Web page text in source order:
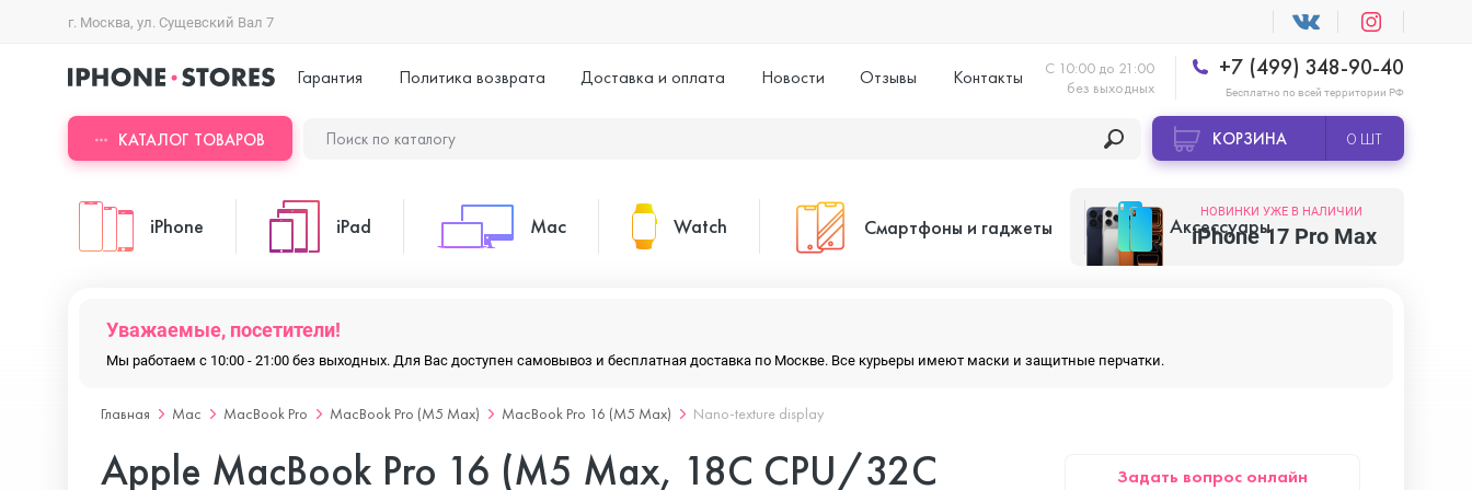
г. Москва, ул. Сущевский Вал 7
Гарантия Политика возврата Доставка и оплата Новости Отзывы Контакты
С 10:00 до 21:00
без выходных
+7 (499) 348-90-40
Бесплатно по всей территории РФ
КАТАЛОГ ТОВАРОВ КОРЗИНА 0 ШТ
iPhone
iPhone 17 Pro
iPad
iPad Air
Mac
MacBook Air
Watch
Watch Series 10
Смартфоны и гаджеты Аксессуары
НОВИНКИ УЖЕ В НАЛИЧИИ
iPhone 17 Pro Max
Уважаемые, посетители!
Мы работаем с 10:00 - 21:00 без выходных. Для Вас доступен самовывоз и бесплатная доставка по Москве. Все курьеры имеют маски и защитные перчатки.
Главная Mac MacBook Pro MacBook Pro (M5 Max) MacBook Pro 16 (M5 Max) Nano-texture display
Apple MacBook Pro 16 (M5 Max, 18C CPU/32C
Задать вопрос онлайн